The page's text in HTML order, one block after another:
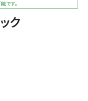
です。
ク